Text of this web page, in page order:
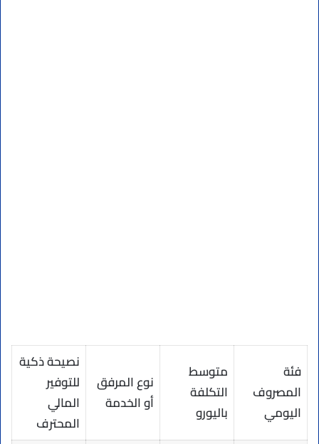
فئة
المصروف
اليومي
متوسط
التكلفة
باليورو
نوع المرفق
أو الخدمة
نصيحة ذكية
للتوفير
المالي
المحترف